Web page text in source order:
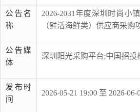
公告名
称
2026-2031年度深圳时尚小
（鲜活海鲜类）供应商采购
公告媒
体
深圳阳光采购平台;中国招投
发布时
间
2026-05-21 19:00 至 2026-06-